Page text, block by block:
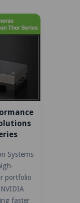
Systems
portfolio
faster